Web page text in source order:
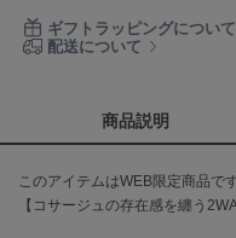
célon
セロン
Clarks Premium
CODE A
コードエー
ギフトラッピングについて
配送について
商品説明
このアイテムはWEB限定商品です
【コサージュの存在感を纏う